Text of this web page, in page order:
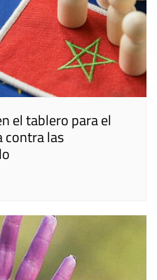
el tablero para el
contra las